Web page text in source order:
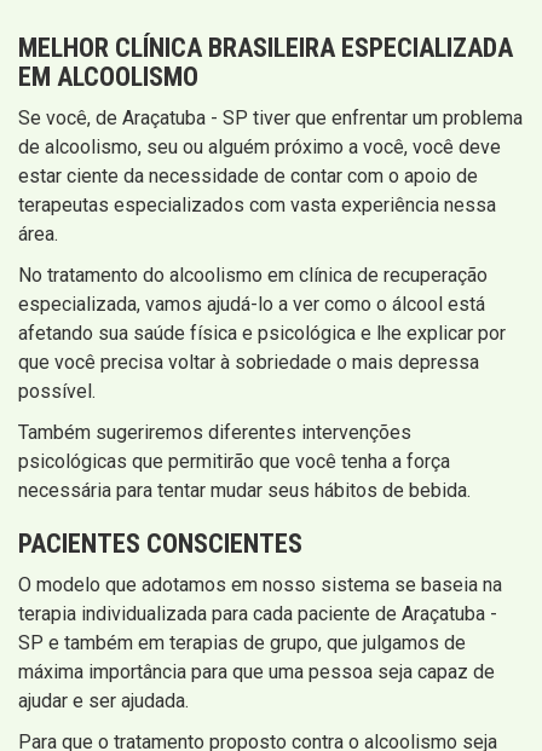
MELHOR CLÍNICA BRASILEIRA ESPECIALIZADA
EM ALCOOLISMO
Se você, de Araçatuba - SP tiver que enfrentar um problema
de alcoolismo, seu ou alguém próximo a você, você deve
estar ciente da necessidade de contar com o apoio de
terapeutas especializados com vasta experiência nessa
área.
No tratamento do alcoolismo em clínica de recuperação
especializada, vamos ajudá-lo a ver como o álcool está
afetando sua saúde física e psicológica e lhe explicar por
que você precisa voltar à sobriedade o mais depressa
possível.
Também sugeriremos diferentes intervenções
psicológicas que permitirão que você tenha a força
necessária para tentar mudar seus hábitos de bebida.
PACIENTES CONSCIENTES
O modelo que adotamos em nosso sistema se baseia na
terapia individualizada para cada paciente de Araçatuba -
SP e também em terapias de grupo, que julgamos de
máxima importância para que uma pessoa seja capaz de
ajudar e ser ajudada.
Para que o tratamento proposto contra o alcoolismo seja